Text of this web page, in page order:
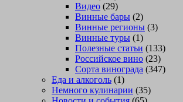
Видео (29)
Винные бары (2)
Винные регионы (3)
Винные туры (1)
Полезные статьи (133)
Российское вино (23)
Сорта винограда (347)
Еда и алкоголь (1)
Немного кулинарии (35)